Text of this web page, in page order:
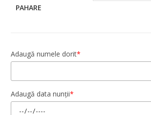
PAHARE
Adaugă numele dorit*
Adaugă data nunții*